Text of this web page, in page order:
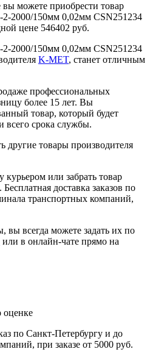
можете приобрести товар
2000/150мм 0,02мм СSN251234
цене 546402 руб.
2000/150мм 0,02мм СSN251234
K-MET, станет отличным
профессиональных
более 15 лет. Вы
товар, который будет
всего срока службы.
другие товары производителя
курьером или забрать товар
доставка заказов по
транспортных компаний,
вы всегда можете задать их по
или в онлайн-чате прямо на
оценке
по Санкт-Петербургу и до
при заказе от 5000 руб.